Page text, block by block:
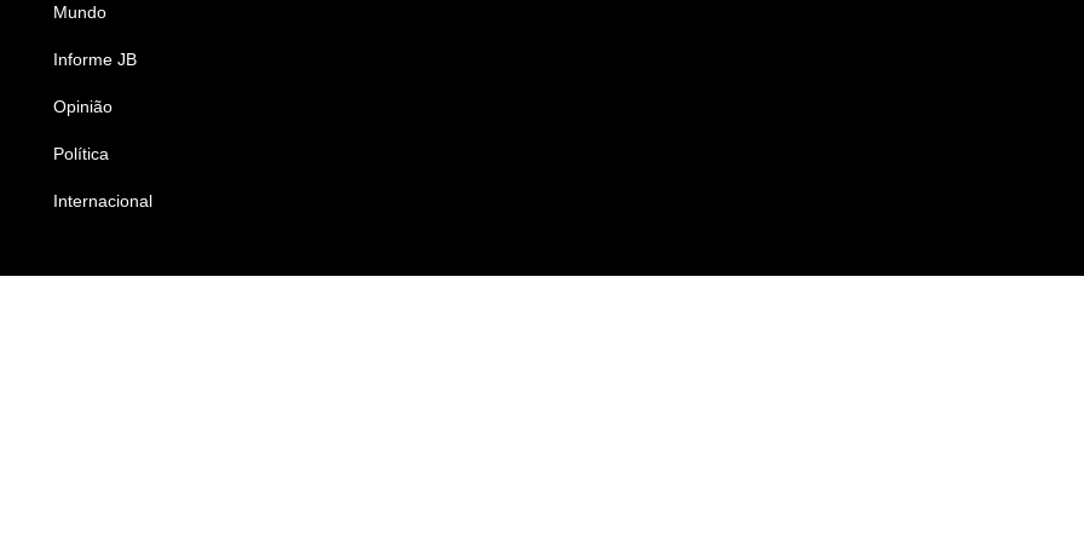
Mundo
Informe JB
Opinião
Política
Internacional